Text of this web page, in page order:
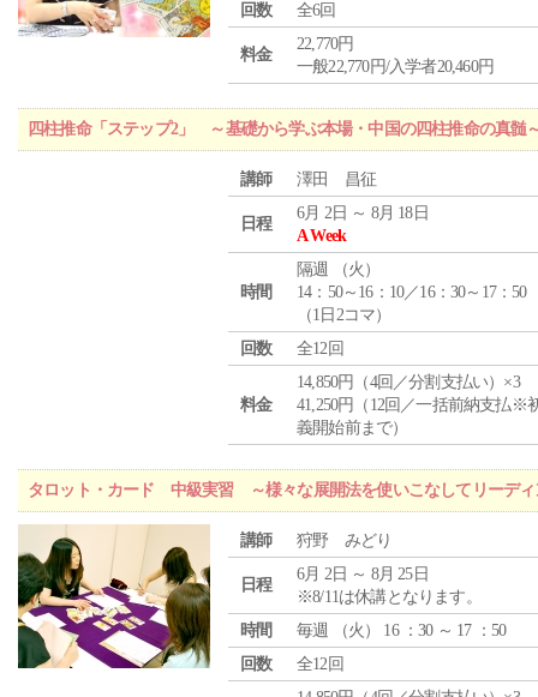
回数
全6回
料金
22,770円
一般22,770円/入学者20,460円
四柱推命「ステップ2」 ～基礎から学ぶ本場・中国の四柱推命の真髄
講師 澤田 昌征
日程
6月 2日 ～ 8月 18日
A Week
時間
隔週 （火 ）
14：50～16：10／16：30～17：50
（1日2コマ）
回数
全12回
料金
14,850円（4回／分割支払い）×3
41,250円（12回／一括前納支払※
義開始前まで）
タロット・カード 中級実習 ～様々な展開法を使いこなしてリーディ
講師 狩野 みどり
日程
6月 2日 ～ 8月 25日
※8/11は休講となります。
時間
毎週 （火 ） 16 ：30 ～ 17 ：50
回数
全12回